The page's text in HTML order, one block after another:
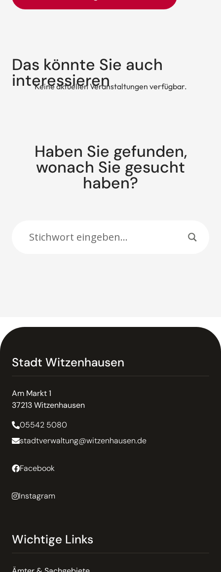
Das könnte Sie auch
interessieren
Keine aktuellen Veranstaltungen verfügbar.
Haben Sie gefunden,
wonach Sie gesucht
haben?
Stadt Witzenhausen
Am Markt 1
37213 Witzenhausen
05542 5080
stadtverwaltung@witzenhausen.de
Facebook
Instagram
Wichtige Links